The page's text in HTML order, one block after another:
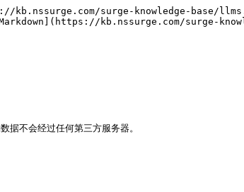
surge-knowledge-base/
kb.nssurge.com/surge-
不会经过任何第三方服务器。